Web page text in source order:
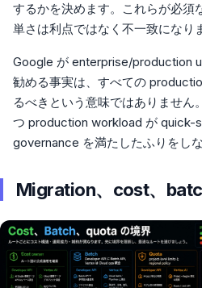
するかを決めます。これらが必須
単さは利点ではなく不一致になり
Google が enterprise/production
勧める事実は、すべての
るべきという意味ではありませ
つ production workload が quick-
governance を満たしたふりをし
Migration、cost、